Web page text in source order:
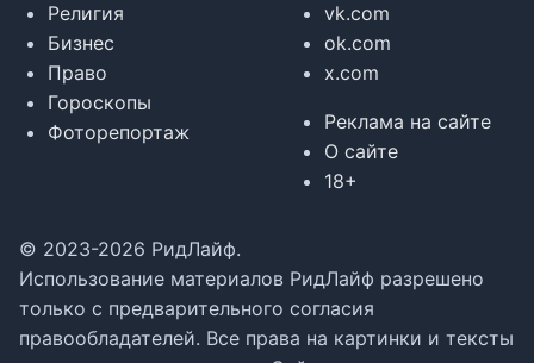
Религия
Бизнес
Право
Гороскопы
Фоторепортаж
vk.com
ok.com
x.com
Реклама на сайте
О сайте
18+
© 2023-2026 РидЛайф.
Использование материалов РидЛайф разрешено
только с предварительного согласия
правообладателей. Все права на картинки и тексты